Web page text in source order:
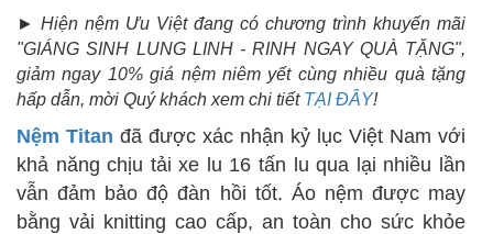
► Hiện nệm Ưu Việt đang có chương trình khuyến mãi
"GIÁNG SINH LUNG LINH - RINH NGAY QUÀ TẶNG",
giảm ngay 10% giá nệm niêm yết cùng nhiều quà tặng
hấp dẫn, mời Quý khách xem chi tiết TẠI ĐÂY!
Nệm Titan đã được xác nhận kỷ lục Việt Nam với
khả năng chịu tải xe lu 16 tấn lu qua lại nhiều lần
vẫn đảm bảo độ đàn hồi tốt. Áo nệm được may
bằng vải knitting cao cấp, an toàn cho sức khỏe